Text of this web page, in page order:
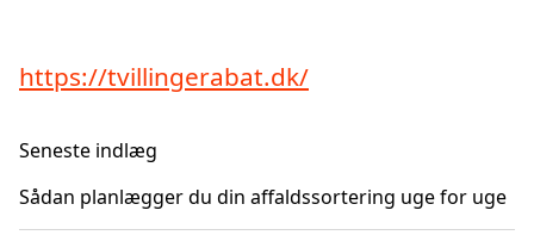
https://tvillingerabat.dk/
Seneste indlæg
Sådan planlægger du din affaldssortering uge for uge